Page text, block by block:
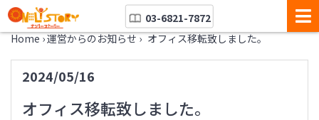
03-6821-7872
Home ›運営からのお知らせ › オフィス移転致しました。
2024/05/16
オフィス移転致しました。